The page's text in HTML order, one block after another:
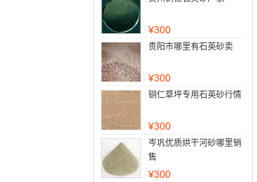
¥300
贵阳市哪里有石英砂卖
¥300
铜仁草坪专用石英砂行情
¥300
岑巩优质烘干河砂哪里销
售
¥300